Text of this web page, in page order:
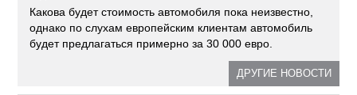
Какова будет стоимость автомобиля пока неизвестно,
однако по слухам европейским клиентам автомобиль
будет предлагаться примерно за 30 000 евро.
ДРУГИЕ НОВОСТИ